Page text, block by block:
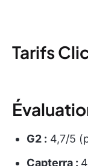
Tarifs
G2 : 4,7/5
Capterra :